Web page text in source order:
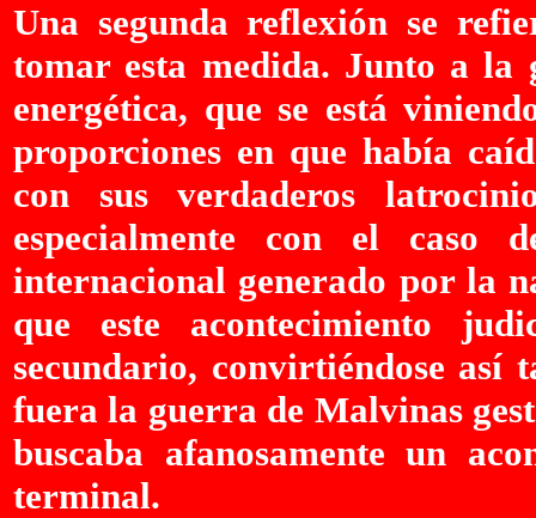
Una segunda reflexión se
tomar esta medida. Junto a la
energética, que se está
proporciones en que había
con sus verdaderos
especialmente con el caso
internacional generado por la
que este acontecimiento
secundario, convirtiéndose así
fuera la guerra de Malvinas
buscaba afanosamente un
terminal.